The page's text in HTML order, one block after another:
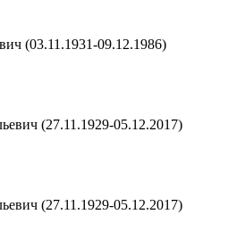
(03.11.1931-09.12.1986)
(27.11.1929-05.12.2017)
(27.11.1929-05.12.2017)